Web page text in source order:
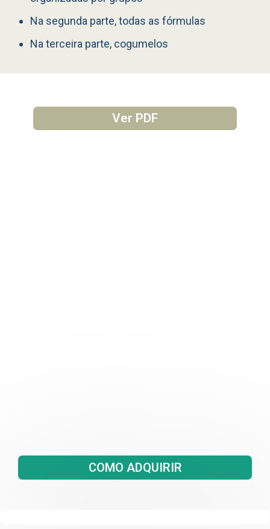
Na segunda parte, todas as fórmulas
Na terceira parte, cogumelos
Ver PDF
COMO ADQUIRIR